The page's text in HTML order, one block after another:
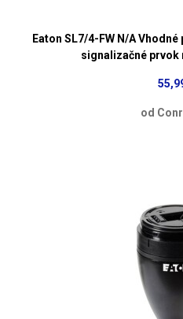
Eaton SL7/4-FW N/A
signalizačné prvok
od